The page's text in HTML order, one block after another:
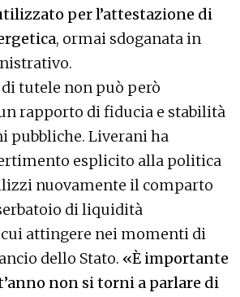
per l’attestazione di
, ormai sdoganata in
tutele non può però
rapporto di fiducia e stabilità
pubbliche. Liverani ha
esplicito alla politica
nuovamente il comparto
di liquidità
attingere nei momenti di
dello Stato. «È importante
non si torni a parlare di